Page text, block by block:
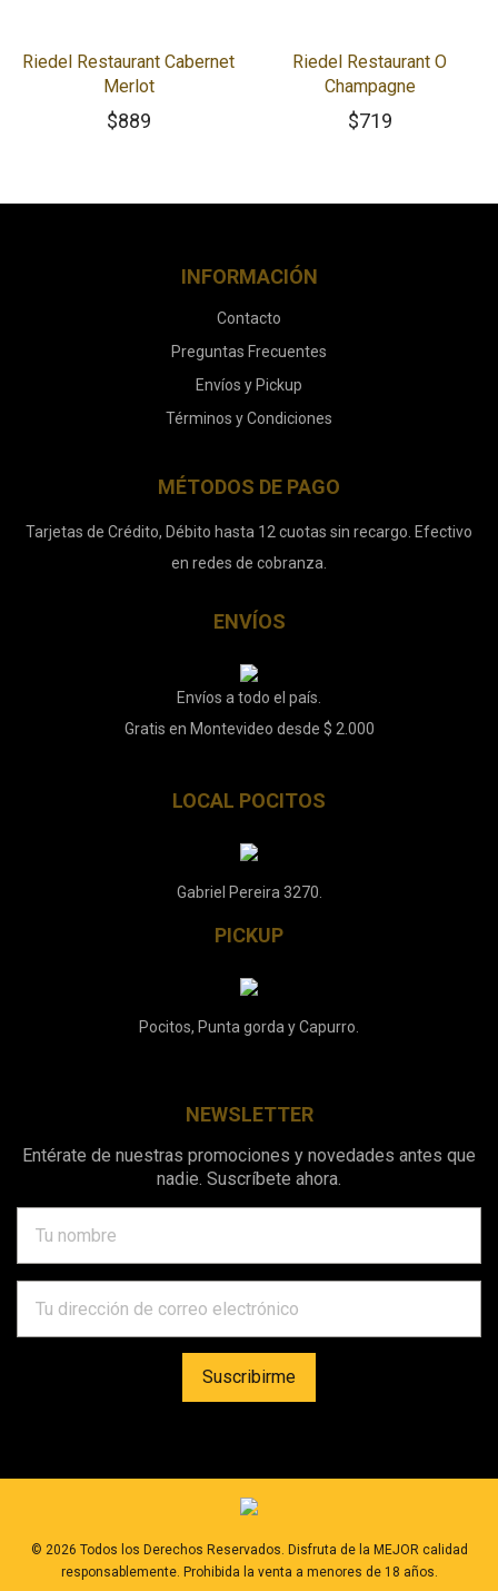
Riedel Restaurant Cabernet
Merlot
$889
Riedel Restaurant O
Champagne
$719
INFORMACIÓN
Contacto
Preguntas Frecuentes
Envíos y Pickup
Términos y Condiciones
MÉTODOS DE PAGO
Tarjetas de Crédito, Débito hasta 12 cuotas sin recargo. Efectivo
en redes de cobranza.
ENVÍOS
Envíos a todo el país.
Gratis en Montevideo desde $ 2.000
LOCAL POCITOS
Gabriel Pereira 3270.
PICKUP
Pocitos, Punta gorda y Capurro.
NEWSLETTER
Entérate de nuestras promociones y novedades antes que
nadie. Suscríbete ahora.
© 2026 Todos los Derechos Reservados. Disfruta de la MEJOR calidad
responsablemente. Prohibida la venta a menores de 18 años.